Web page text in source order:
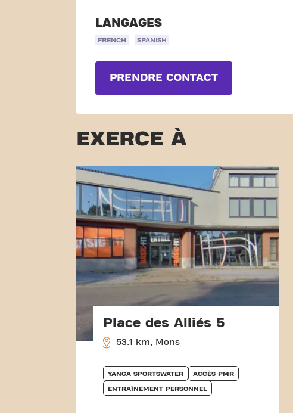
LANGAGES
FRENCH SPANISH
PRENDRE CONTACT
EXERCE À
Place des Alliés 5
53.1 km, Mons
YANGA SPORTSWATER ACCÈS PMR
ENTRAÎNEMENT PERSONNEL